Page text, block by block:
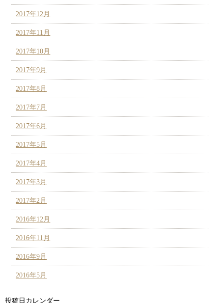
2017年12月
2017年11月
2017年10月
2017年9月
2017年8月
2017年7月
2017年6月
2017年5月
2017年4月
2017年3月
2017年2月
2016年12月
2016年11月
2016年9月
2016年5月
投稿日カレンダー